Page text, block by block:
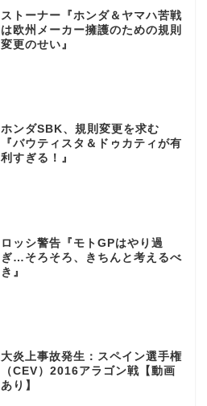
ストーナー『ホンダ＆ヤマハ苦戦
は欧州メーカー擁護のための規則
変更のせい』
ホンダSBK、規則変更を求む
『バウティスタ＆ドゥカティが有
利すぎる！』
ロッシ警告『モトGPはやり過
ぎ…そろそろ、きちんと考えるべ
き』
大炎上事故発生：スペイン選手権
（CEV）2016アラゴン戦【動画
あり】